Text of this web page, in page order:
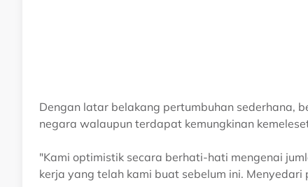
Dengan latar belakang pertumbuhan sederhana,
negara walaupun terdapat kemungkinan
"Kami optimistik secara berhati-hati mengenai
kerja yang telah kami buat sebelum ini.